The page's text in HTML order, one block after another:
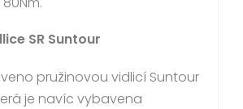
SR Suntour
pružinovou vidlicí Suntour
je navíc vybavena